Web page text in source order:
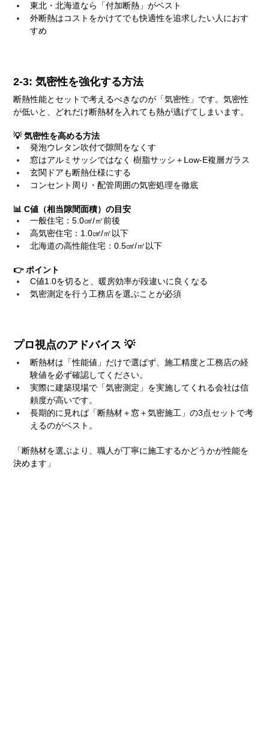
東北・北海道なら「付加断熱」がベスト
外断熱はコストをかけてでも快適性を追求したい人におす
すめ
2-3: 気密性を強化する方法
断熱性能とセットで考えるべきなのが「気密性」です。気密性
が低いと、どれだけ断熱材を入れても熱が逃げてしまいます。
💡 気密性を高める方法
発泡ウレタン吹付で隙間をなくす
窓はアルミサッシではなく 樹脂サッシ＋Low-E複層ガラス
玄関ドアも断熱仕様にする
コンセント周り・配管周囲の気密処理を徹底
📊 C値（相当隙間面積）の目安
一般住宅：5.0㎠/㎡前後
高気密住宅：1.0㎠/㎡以下
北海道の高性能住宅：0.5㎠/㎡以下
👉 ポイント
C値1.0を切ると、暖房効率が段違いに良くなる
気密測定を行う工務店を選ぶことが必須
プロ視点のアドバイス 💡
断熱材は「性能値」だけで選ばず、施工精度と工務店の経
験値を必ず確認してください。
実際に建築現場で「気密測定」を実施してくれる会社は信
頼度が高いです。
長期的に見れば「断熱材＋窓＋気密施工」の3点セットで考
えるのがベスト。
「断熱材を選ぶより、職人が丁寧に施工するかどうかが性能を
決めます」